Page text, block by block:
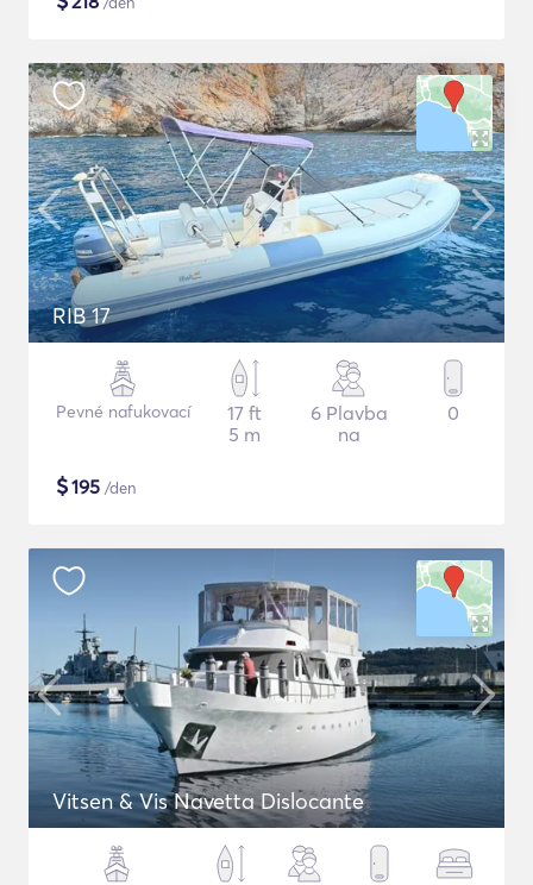
RIB 17
Pevné nafukovací
17 ft
5 m
6 Plavba
na
0
$195 /den
Vitsen & Vis Navetta Dislocante